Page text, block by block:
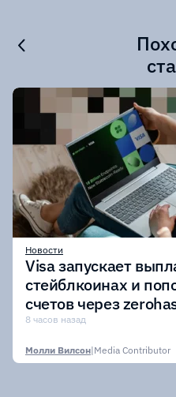
Новости
Visa запускает
стейблкоинах и
счетов через
8 часов назад
Молли Вилсон|Media Contributor